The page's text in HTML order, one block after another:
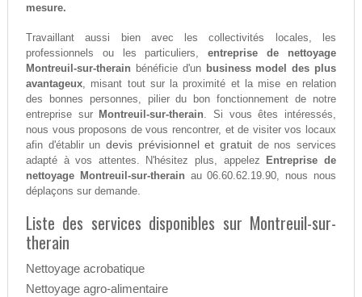
mesure.
Travaillant aussi bien avec les collectivités locales, les
professionnels ou les particuliers,entreprise de nettoyage
Montreuil-sur-therain bénéficie d'un business model des plus
avantageux, misant tout sur la proximité et la mise en relation
des bonnes personnes, pilier du bon fonctionnement de notre
entreprise sur Montreuil-sur-therain. Si vous êtes intéressés,
nous vous proposons de vous rencontrer, et de visiter vos locaux
afin d'établir un devis prévisionnel et gratuit de nos services
adapté à vos attentes. N'hésitez plus, appelez
Entreprise de
nettoyage Montreuil-sur-therain au 06.60.62.19.90, nous nous
déplaçons sur demande.
Liste des services disponibles sur Montreuil-sur-
therain
Nettoyage acrobatique
Nettoyage agro-alimentaire